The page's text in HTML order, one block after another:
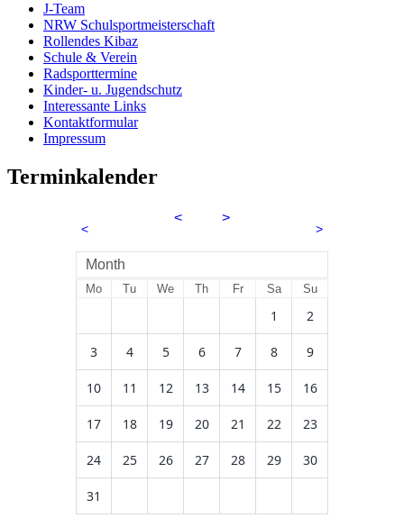
J-Team
NRW Schulsportmeisterschaft
Rollendes Kibaz
Schule & Verein
Radsporttermine
Kinder- u. Jugendschutz
Interessante Links
Kontaktformular
Impressum
Terminkalender
<
<
>
>
Month
Mo Tu We Th Fr Sa Su
1 2
3 4 5 6 7 8 9
10 11 12 13 14 15 16
17 18 19 20 21 22 23
24 25 26 27 28 29 30
31